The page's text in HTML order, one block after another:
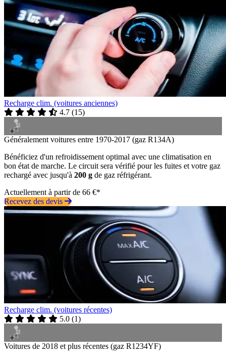
Recharge clim. (voitures anciennes)
4.7 (15)
Généralement voitures entre 1970-2017 (gaz R134A)
Bénéficiez d'un refroidissement optimal avec une climatisation en
bon état de marche. Le circuit sera vérifié pour les fuites et votre gaz
rechargé avec jusqu'à 200 g de gaz réfrigérant.
Actuellement à partir de 66 €*
Recevez des devis
Recharge clim. (voitures récentes)
5.0 (1)
Voitures de 2018 et plus récentes (gaz R1234YF)